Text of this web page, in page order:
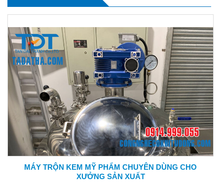
MÁY TRỘN KEM MỸ PHẨM CHUYÊN DÙNG CHO
XƯỞNG SẢN XUẤT